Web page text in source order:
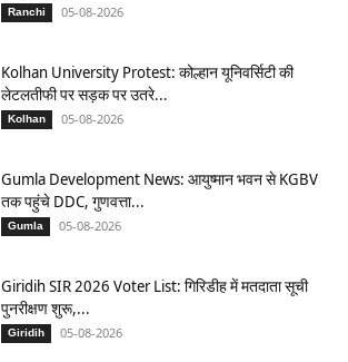
Ranchi 05-08-2026
Kolhan University Protest: कोल्हान यूनिवर्सिटी की
लेटलतीफी पर सड़क पर उतरे...
Kolhan 05-08-2026
Gumla Development News: आयुष्मान भवन से KGBV
तक पहुंचे DDC, गुणवत्ता...
Gumla 05-08-2026
Giridih SIR 2026 Voter List: गिरिडीह में मतदाता सूची
पुनरीक्षण शुरू,...
Giridih 05-08-2026